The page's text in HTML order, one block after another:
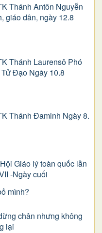
Thánh Antôn Nguyễn
giáo dân, ngày 12.8
Thánh Laurensô Phó
Đạo Ngày 10.8
Thánh Đaminh Ngày 8.
Giáo lý toàn quốc lần
-Ngày cuối
mình?
chân nhưng không
lại